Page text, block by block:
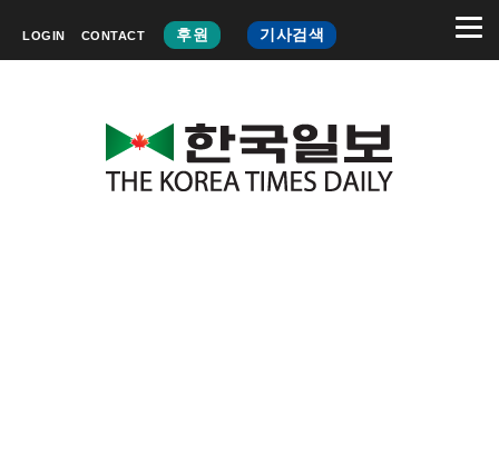
LOGIN CONTACT 후원 기사검색